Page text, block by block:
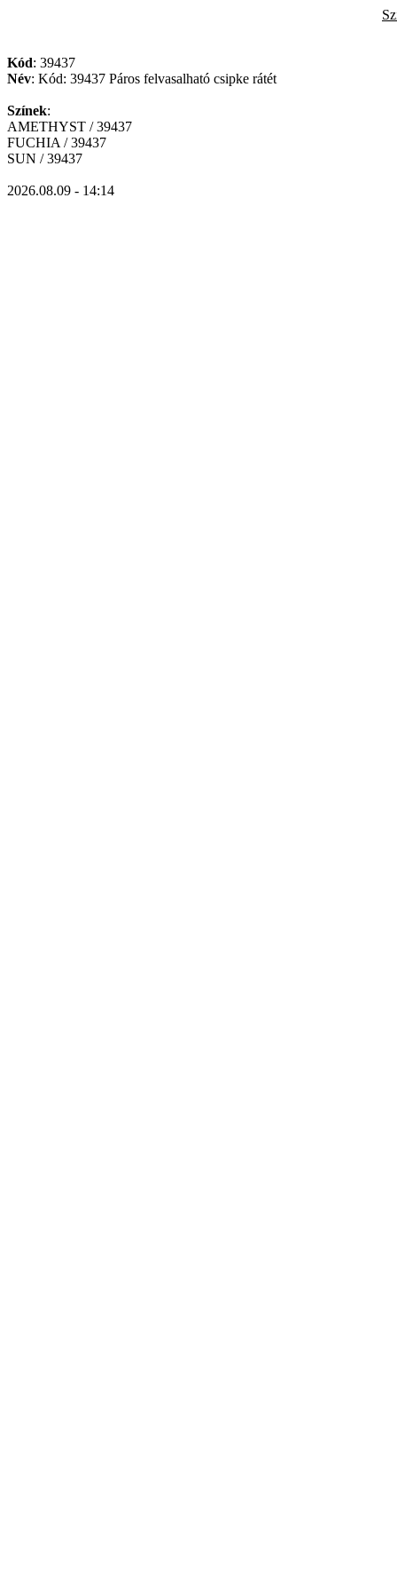
Kód: 39437
Név: Kód: 39437 Páros felvasalható csipke rátét
Színek:
AMETHYST / 39437
FUCHIA / 39437
SUN / 39437
2026.08.09 - 14:14